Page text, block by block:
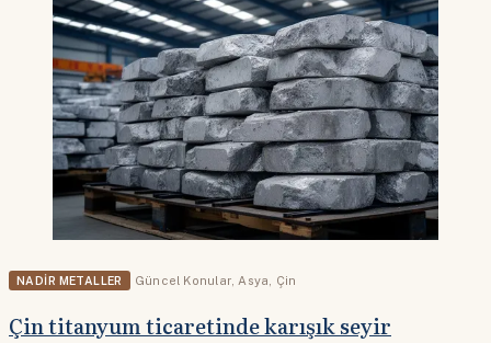
NADIR METALLER Güncel Konular, Asya Çin
Çin titanyum ticaretinde karışık seyir